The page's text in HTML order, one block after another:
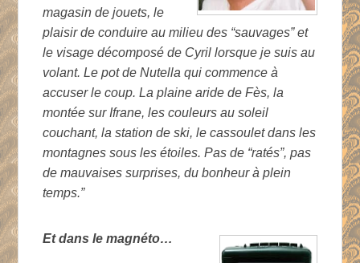
magasin de jouets, le
plaisir de conduire au milieu des “sauvages” et
le visage décomposé de Cyril lorsque je suis au
volant. Le pot de Nutella qui commence à
accuser le coup. La plaine aride de Fès, la
montée sur Ifrane, les couleurs au soleil
couchant, la station de ski, le cassoulet dans les
montagnes sous les étoiles. Pas de “ratés”, pas
de mauvaises surprises, du bonheur à plein
temps.”
Et dans le magnéto…